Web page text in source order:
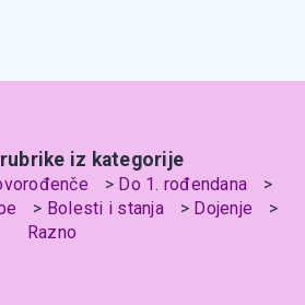
iz kategorije
Do 1. rođendana
Bolesti i stanja
Dojenje
Razno